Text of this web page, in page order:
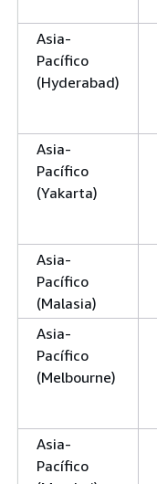
Asia-
Pacífico
(Hyderabad)
Asia-
Pacífico
(Yakarta)
Asia-
Pacífico
(Malasia)
Asia-
Pacífico
(Melbourne)
Asia-
Pacífico